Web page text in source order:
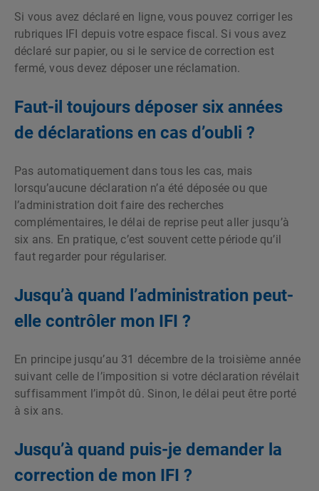
Si vous avez déclaré en ligne, vous pouvez corriger les
rubriques IFI depuis votre espace fiscal. Si vous avez
déclaré sur papier, ou si le service de correction est
fermé, vous devez déposer une réclamation.
Faut-il toujours déposer six années
de déclarations en cas d’oubli ?
Pas automatiquement dans tous les cas, mais
lorsqu’aucune déclaration n’a été déposée ou que
l’administration doit faire des recherches
complémentaires, le délai de reprise peut aller jusqu’à
six ans. En pratique, c’est souvent cette période qu’il
faut regarder pour régulariser.
Jusqu’à quand l’administration peut-
elle contrôler mon IFI ?
En principe jusqu’au 31 décembre de la troisième année
suivant celle de l’imposition si votre déclaration révélait
suffisamment l’impôt dû. Sinon, le délai peut être porté
à six ans.
Jusqu’à quand puis-je demander la
correction de mon IFI ?